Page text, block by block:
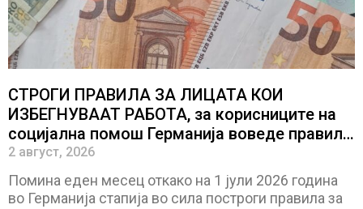
СТРОГИ ПРАВИЛА ЗА ЛИЦАТА КОИ
ИЗБЕГНУВААТ РАБОТА, за корисниците на
социјална помош Германија воведе правила
за вработување на полно работно време
2 август, 2026
Помина еден месец откако на 1 јули 2026 година
во Германија стапија во сила построги правила за